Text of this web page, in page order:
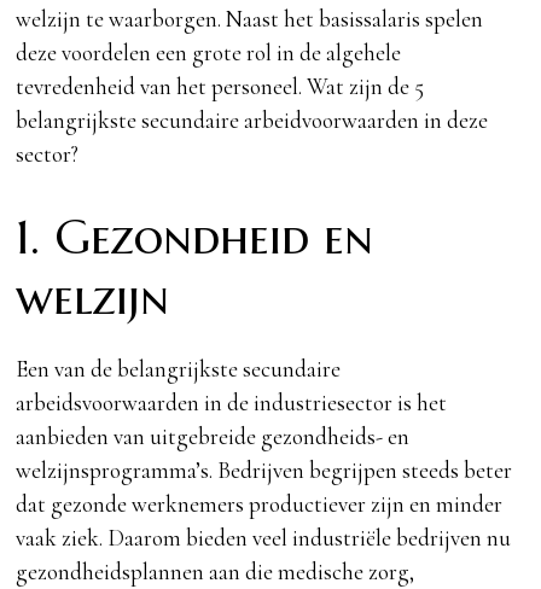
welzijn te waarborgen. Naast het basissalaris spelen
deze voordelen een grote rol in de algehele
tevredenheid van het personeel. Wat zijn de 5
belangrijkste secundaire arbeidvoorwaarden in deze
sector?
1. Gezondheid en
welzijn
Een van de belangrijkste secundaire
arbeidsvoorwaarden in de industriesector is het
aanbieden van uitgebreide gezondheids- en
welzijnsprogramma’s. Bedrijven begrijpen steeds beter
dat gezonde werknemers productiever zijn en minder
vaak ziek. Daarom bieden veel industriële bedrijven nu
gezondheidsplannen aan die medische zorg,